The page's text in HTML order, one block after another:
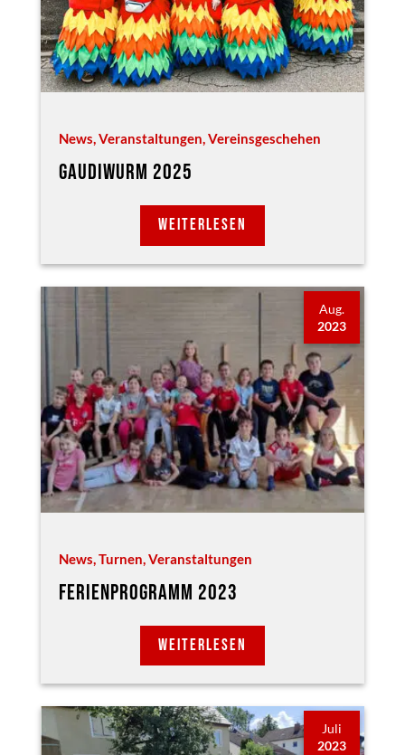
News,Veranstaltungen,Vereinsgeschehen
GAUDIWURM 2025
WEITERLESEN
Aug.
2023
News Turnen Veranstaltungen
FERIENPROGRAMM 2023
WEITERLESEN
Juli
2023